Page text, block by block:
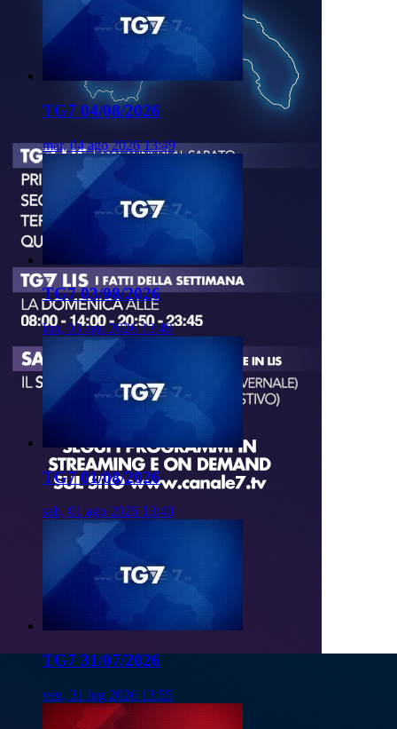
TG7 04/08/2026
mar, 04 ago 2026 13:49
TG7 03/08/2026
lun, 03 ago 2026 13:49
TG7 01/08/2026
sab, 01 ago 2026 13:40
TG7 31/07/2026
ven, 31 lug 2026 13:55